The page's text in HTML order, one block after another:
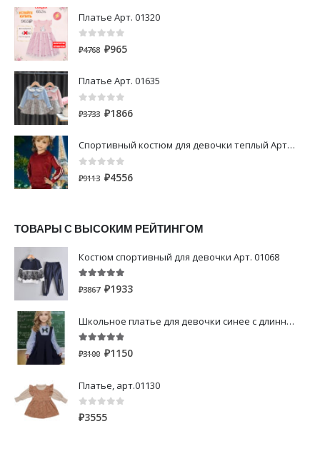
Платье Арт. 01320
out of 5
₽4768 ₽965
Платье Арт. 01635
out of 5
₽3733 ₽1866
Спортивный костюм для девочки теплый Арт. 00800
out of 5
₽9113 ₽4556
ТОВАРЫ С ВЫСОКИМ РЕЙТИНГОМ
Костюм спортивный для девочки Арт. 01068
out of 5
₽3867 ₽1933
Школьное платье для девочки синее с длинным рукавом
out of 5
₽3100 ₽1150
Платье, арт.01130
0out of 5
₽3555